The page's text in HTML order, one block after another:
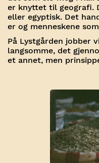
er knyttet til geografi.
eller egyptisk. Det
er og menneskene
På Lystgården jobber
langsomme, det
et annet, men